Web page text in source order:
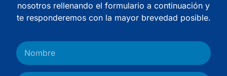
nosotros rellenando el formulario a continuación y
te responderemos con la mayor brevedad posible.